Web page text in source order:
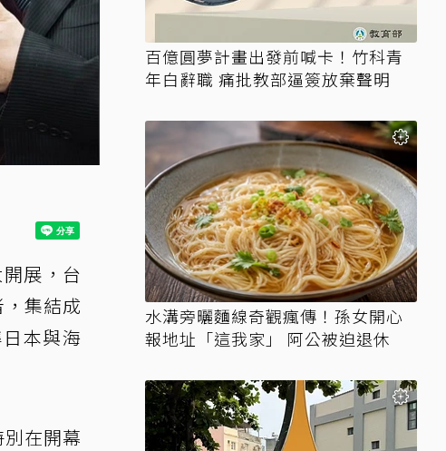
展，台
集結成
本與海
在開幕
百億圓夢計畫出發前喊卡！竹科青
年白辭職 痛批教部逼簽放棄聲明
水溝旁曬麵線奇觀瘋傳！孫女開心
報地址「這我家」 阿公被迫退休